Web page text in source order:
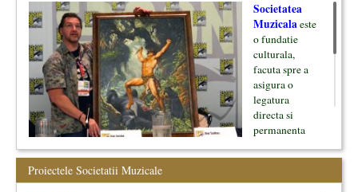
Societatea
Muzicalaeste
o fundatie
culturala,
facuta spre a
asigura o
legatura
directa si
permanenta
oamenii ei, pe
Proiectele Societatii Muzicale